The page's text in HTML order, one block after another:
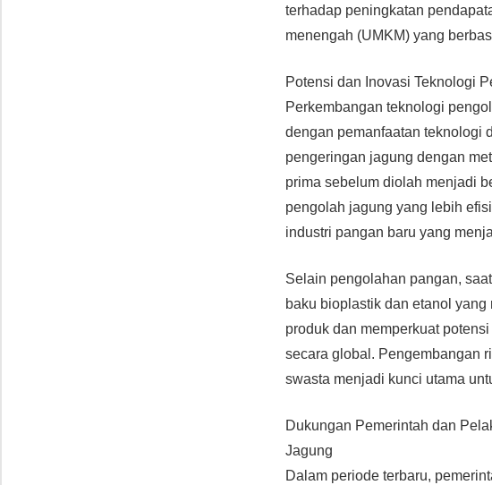
terhadap peningkatan
menengah (UMKM) yang
Potensi dan Inovasi Teknologi
Perkembangan teknologi
dengan pemanfaatan teknologi
pengeringan jagung dengan
prima sebelum diolah menjadi
pengolah jagung yang lebih
industri pangan baru yang
Selain pengolahan pangan,
baku bioplastik dan etanol
produk dan memperkuat
secara global. Pengembangan
swasta menjadi kunci utama
Dukungan Pemerintah dan
Jagung
Dalam periode terbaru,